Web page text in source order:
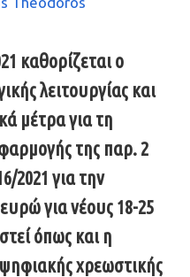
καθορίζεται ο
λειτουργίας και
μέτρα για τη
της παρ. 2
2021 για την
για νέους 18-25
όπως και η
χρεωστικής